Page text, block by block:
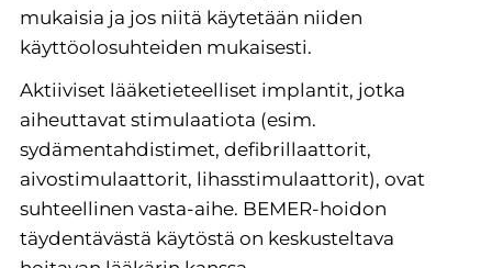
mukaisia ja jos niitä käytetään niiden
käyttöolosuhteiden mukaisesti.
Aktiiviset lääketieteelliset implantit, jotka
aiheuttavat stimulaatiota (esim.
sydämentahdistimet, defibrillaattorit,
aivostimulaattorit, lihasstimulaattorit), ovat
suhteellinen vasta-aihe. BEMER-hoidon
täydentävästä käytöstä on keskusteltava